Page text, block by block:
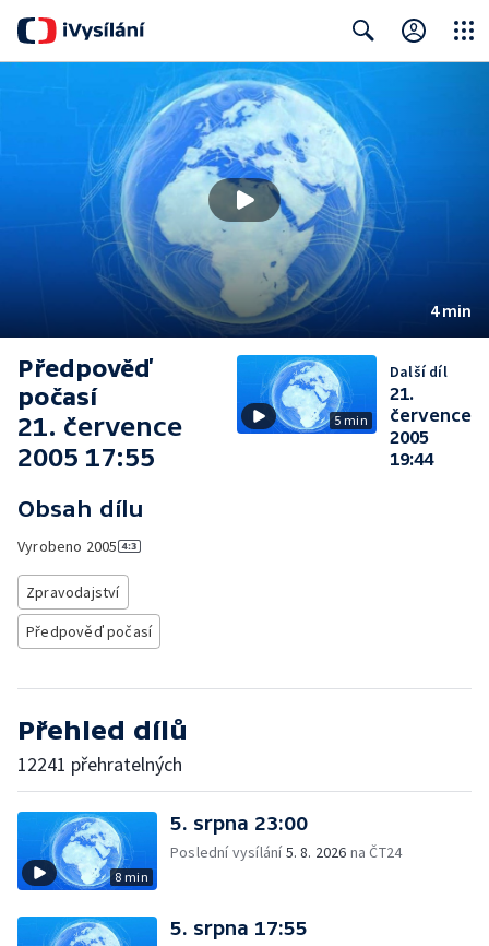
4 min
Předpověď
počasí
21. července
2005 17:55
Obsah dílu
Vyrobeno 2005
Zpravodajství
Předpověď počasí
5 min
Další díl
21.
července
2005
19:44
Přehled dílů
12241 přehratelných
8 min
5. srpna 23:00
Poslední vysílání5. 8. 2026 na ČT24
5. srpna 17:55